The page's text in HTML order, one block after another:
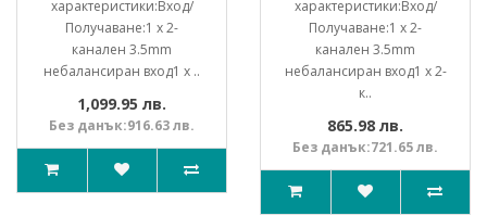
характеристики:Вход/
Получаване:1 x 2-
канален 3.5mm
небалансиран вход1 x ..
1,099.95 лв.
Без данък:916.63 лв.
характеристики:Вход/
Получаване:1 x 2-
канален 3.5mm
небалансиран вход1 x 2-
к..
865.98 лв.
Без данък:721.65 лв.